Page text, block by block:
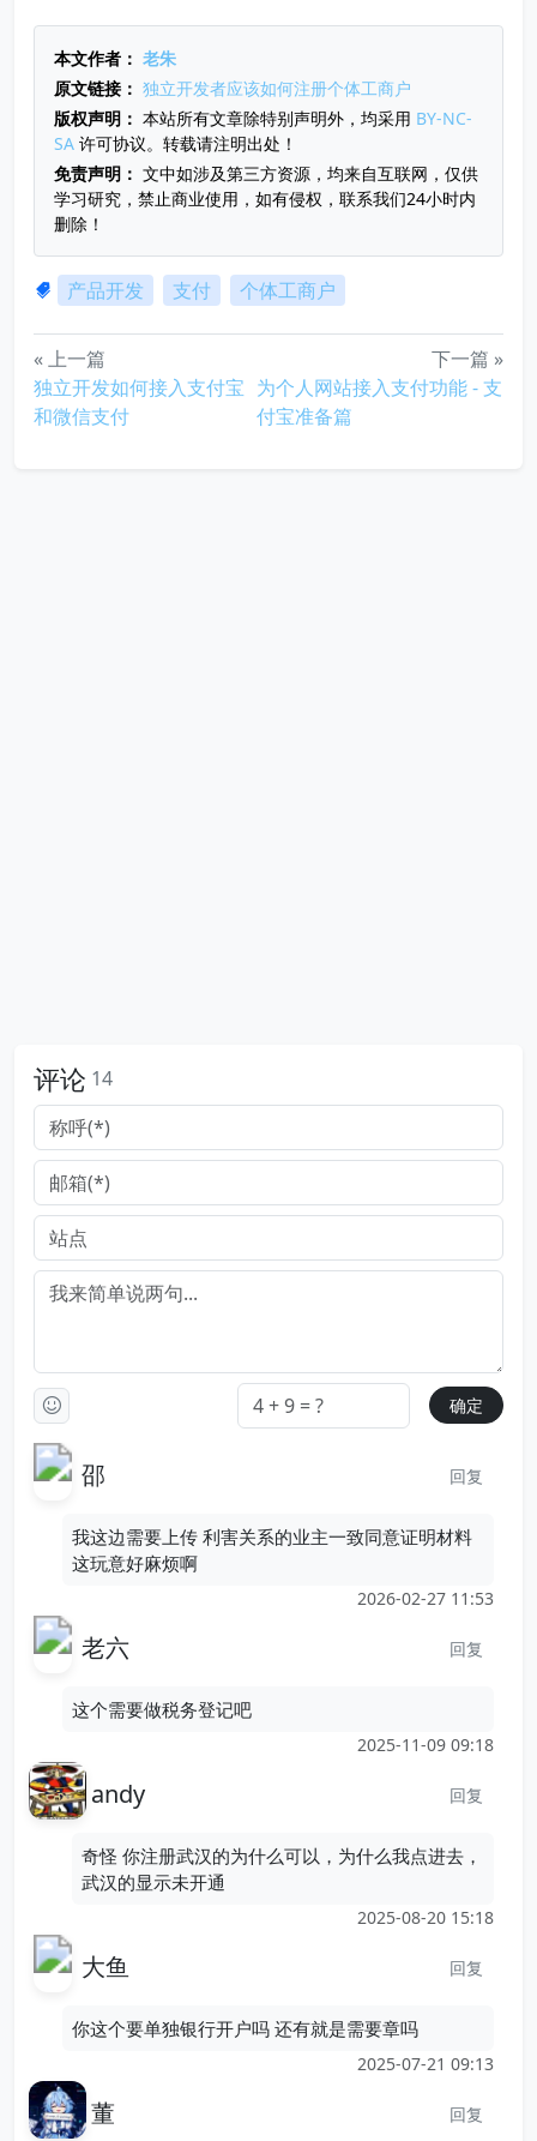
本文作者： 老朱
原文链接： 独立开发者应该如何注册个体工商户
版权声明： 本站所有文章除特别声明外，均采用 BY-NC-
SA 许可协议。转载请注明出处！
免责声明： 文中如涉及第三方资源，均来自互联网，仅供
学习研究，禁止商业使用，如有侵权，联系我们24小时内
删除！
产品开发 支付 个体工商户
« 上一篇
独立开发如何接入支付宝
和微信支付
下一篇 »
为个人网站接入支付功能 - 支
付宝准备篇
评论 14
邵 回复
我这边需要上传 利害关系的业主一致同意证明材料
这玩意好麻烦啊
2026-02-27 11:53
老六 回复
这个需要做税务登记吧
2025-11-09 09:18
andy 回复
奇怪 你注册武汉的为什么可以，为什么我点进去，
武汉的显示未开通
2025-08-20 15:18
大鱼 回复
你这个要单独银行开户吗 还有就是需要章吗
2025-07-21 09:13
董 回复